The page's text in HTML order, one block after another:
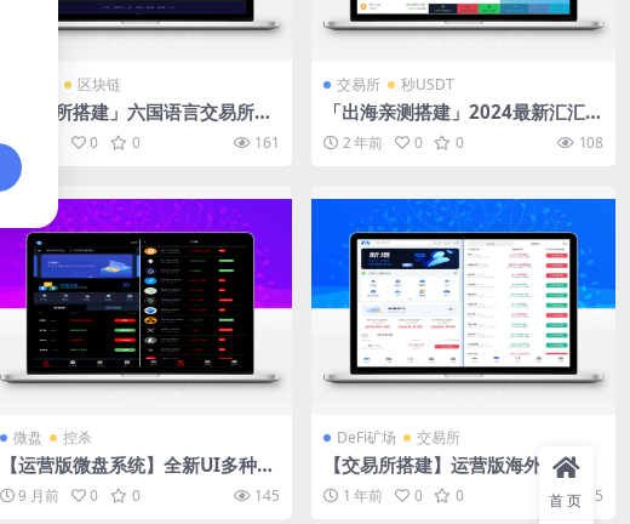
区块链
「交易所搭建」六国语言交易所系
统/合约期权秒合约交易所/矿机新
币申购
2 年前 0 0 161
交易所 秒USDT
「出海亲测搭建」2024最新汇汇通
微盘/dapp交易所搭建盗u加秒合
约
2 年前 0 0 108
微盘 控杀
【运营版微盘系统】全新UI多种语
言微盘系统/出海版理财系统/外汇
投资理财/虚拟币USDT充值
9 月前 0 0 145
DeFi矿场 交易所
【交易所搭建】运营版海外二开界
面交易所系统/币币期权杠杆交易/
锁仓认购/合约插针
1 年前 0 0 135
首页